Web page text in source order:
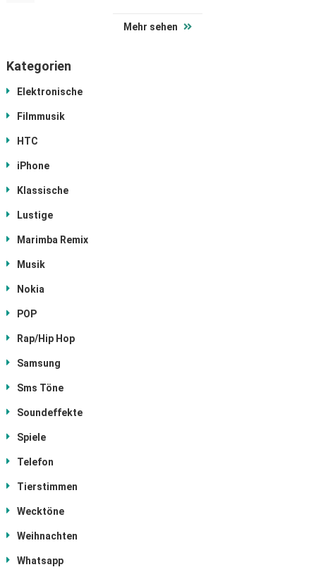
Mehr sehen
Kategorien
Elektronische
Filmmusik
HTC
iPhone
Klassische
Lustige
Marimba Remix
Musik
Nokia
POP
Rap/Hip Hop
Samsung
Sms Töne
Soundeffekte
Spiele
Telefon
Tierstimmen
Wecktöne
Weihnachten
Whatsapp